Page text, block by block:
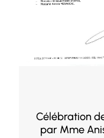
Célébration
par Mme